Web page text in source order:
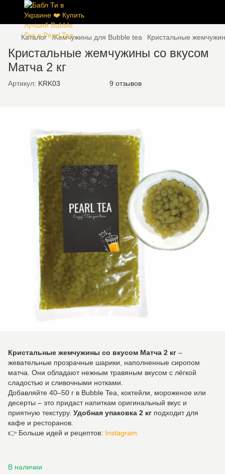
Каталог Жемчужины для Bubble tea Кристальные
Кристальные жемчужины со вкусом
Матча 2 кг
Артикул: KRK03 9 отзывов
Кристальные жемчужины со вкусом Матча 2 кг –
жевательные прозрачные шарики, наполненные сиропом
матча. Они обладают нежным травяным вкусом с лёгкой
сладостью и сливочными нотками.
Добавляйте 40–50 г в Bubble Tea, коктейли, мороженое или
десерты – это придаст напиткам оригинальный вкус и
приятную текстуру. Удобная упаковка 2 кг подходит для
кафе и ресторанов.
👉 Больше идей и рецептов: Instagram
В наличии